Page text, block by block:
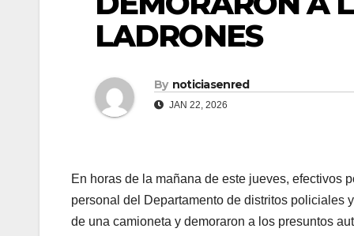
LADRONES
By noticiasenred
JAN 22, 2026
En horas de la mañana de este jueves, efectivos
personal del Departamento de distritos policiales
de una camioneta y demoraron a los presuntos